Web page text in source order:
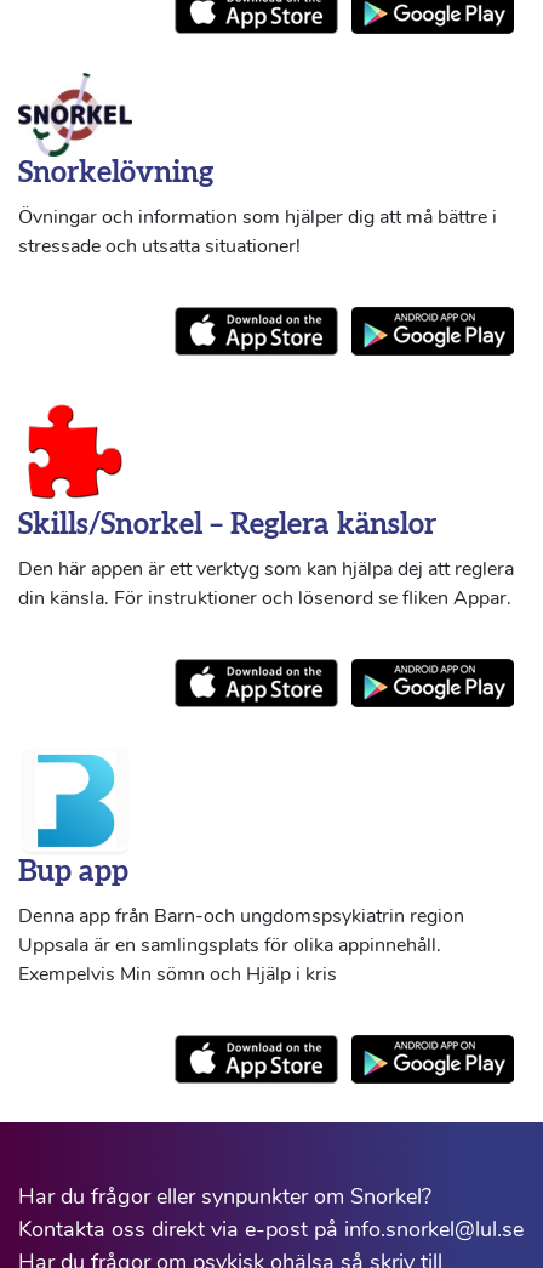
Snorkelövning
Övningar och information som hjälper dig att må bättre i
stressade och utsatta situationer!
Skills/Snorkel – Reglera känslor
Den här appen är ett verktyg som kan hjälpa dej att reglera
din känsla. För instruktioner och lösenord se fliken Appar.
Bup app
Denna app från Barn-och ungdomspsykiatrin region
Uppsala är en samlingsplats för olika appinnehåll.
Exempelvis Min sömn och Hjälp i kris
Har du frågor eller synpunkter om Snorkel?
Kontakta oss direkt via e-post på info.snorkel@lul.se
Har du frågor om psykisk ohälsa så skriv till